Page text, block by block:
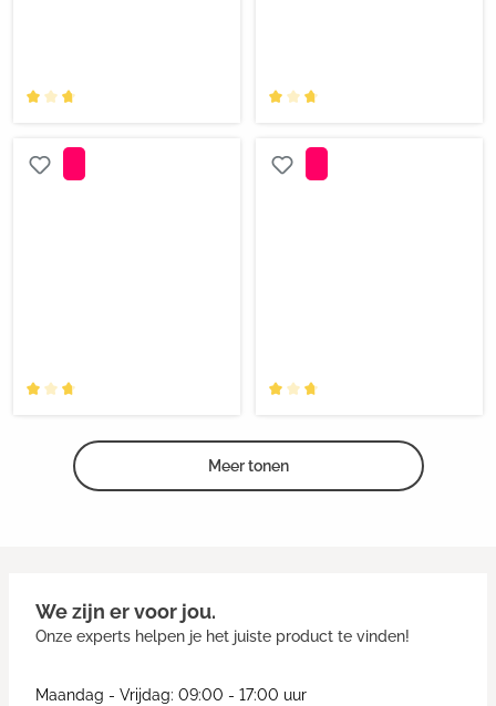
Meer tonen
We zijn er voor jou.
Onze experts helpen je het juiste product te vinden!
Maandag - Vrijdag: 09:00 - 17:00 uur